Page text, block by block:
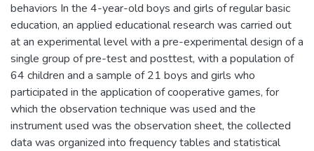
behaviors In the 4-year-old boys and girls of regular basic
education, an applied educational research was carried out
at an experimental level with a pre-experimental design of a
single group of pre-test and posttest, with a population of
64 children and a sample of 21 boys and girls who
participated in the application of cooperative games, for
which the observation technique was used and the
instrument used was the observation sheet, the collected
data was organized into frequency tables and statistical